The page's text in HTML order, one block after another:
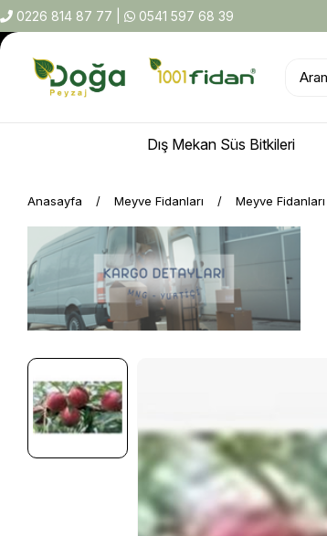
0226 814 87 77 0541 597 68 39
Dış Mekan Süs Bitkileri
Anasayfa Meyve Fidanları Meyve Fidanları